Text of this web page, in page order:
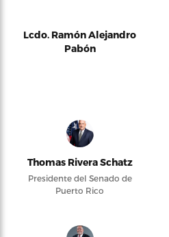
Lcdo. Ramón Alejandro
Pabón
Thomas Rivera Schatz
Presidente del Senado de
Puerto Rico